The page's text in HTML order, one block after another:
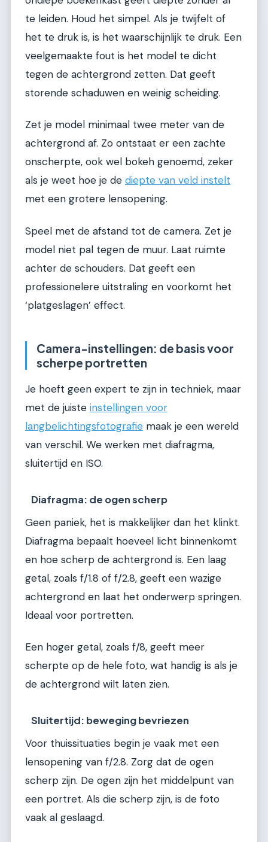
te leiden. Houd het simpel. Als je twijfelt of
het te druk is, is het waarschijnlijk te druk. Een
veelgemaakte fout is het model te dicht
tegen de achtergrond zetten. Dat geeft
storende schaduwen en weinig scheiding.
Zet je model minimaal twee meter van de
achtergrond af. Zo ontstaat er een zachte
onscherpte, ook wel bokeh genoemd, zeker
als je weet hoe je de diepte van veld instelt
met een grotere lensopening.
Speel met de afstand tot de camera. Zet je
model niet pal tegen de muur. Laat ruimte
achter de schouders. Dat geeft een
professionelere uitstraling en voorkomt het
‘platgeslagen’ effect.
Camera-instellingen: de basis voor
scherpe portretten
Je hoeft geen expert te zijn in techniek, maar
met de juiste instellingen voor
langbelichtingsfotografie maak je een wereld
van verschil. We werken met diafragma,
sluitertijd en ISO.
Diafragma: de ogen scherp
Geen paniek, het is makkelijker dan het klinkt.
Diafragma bepaalt hoeveel licht binnenkomt
en hoe scherp de achtergrond is. Een laag
getal, zoals f/1.8 of f/2.8, geeft een wazige
achtergrond en laat het onderwerp springen.
Ideaal voor portretten.
Een hoger getal, zoals f/8, geeft meer
scherpte op de hele foto, wat handig is als je
de achtergrond wilt laten zien.
Sluitertijd: beweging bevriezen
Voor thuissituaties begin je vaak met een
lensopening van f/2.8. Zorg dat de ogen
scherp zijn. De ogen zijn het middelpunt van
een portret. Als die scherp zijn, is de foto
vaak al geslaagd.